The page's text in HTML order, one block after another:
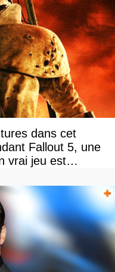
dans cet
Fallout 5, une
vrai jeu est